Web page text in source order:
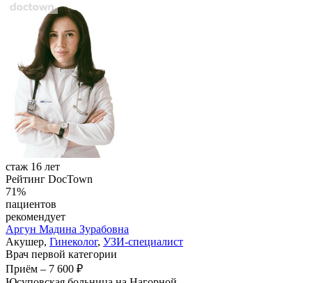
стаж 16 лет
Рейтинг DocTown
71%
пациентов
рекомендует
Аргун Мадина Зурабовна
Акушер, Гинеколог, УЗИ-специалист
Врач первой категории
Приём – 7 600 ₽